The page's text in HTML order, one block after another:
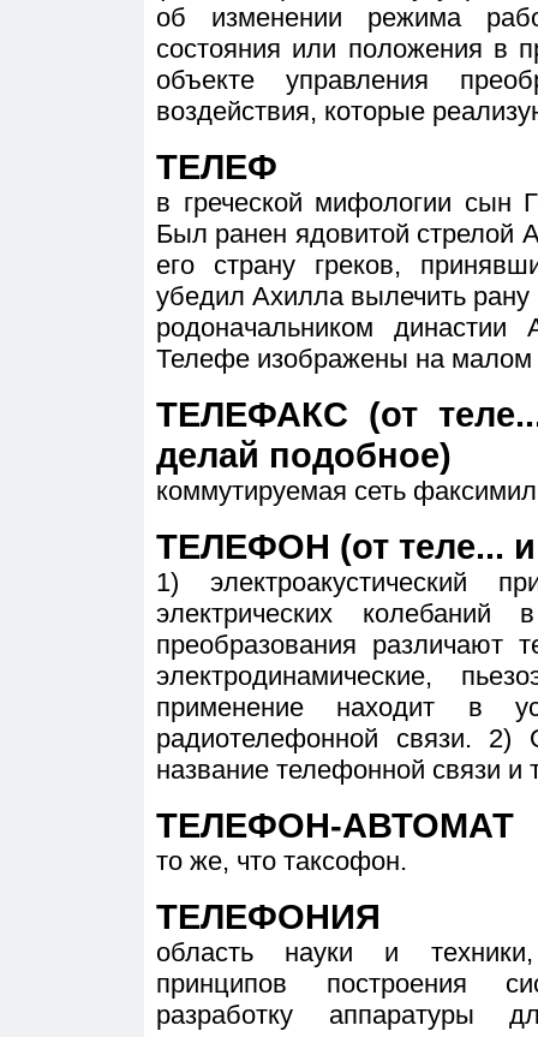
об изменении режима
состояния или положения в
объекте управления
воздействия, которые
ТЕЛЕФ
в греческой мифологии сын
Был ранен ядовитой стрелой
его страну греков,
убедил Ахилла вылечить
родоначальником
Телефе изображены на малом
ТЕЛЕФАКС (от
делай подобное)
коммутируемая сеть
ТЕЛЕФОН (от теле... и
1) электроакустический
электрических
преобразования различают
электродинамические,
применение находит в
радиотелефонной связи. 2)
название телефонной связи и
ТЕЛЕФОН-АВТОМАТ
то же, что таксофон.
ТЕЛЕФОНИЯ
область науки и
принципов построения
разработку аппаратуры